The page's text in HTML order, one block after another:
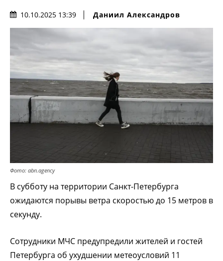
10.10.2025 13:39 Даниил Александров
Фото: abn.agency
В субботу на территории Санкт-Петербурга
ожидаются порывы ветра скоростью до 15 метров в
секунду.
Сотрудники МЧС предупредили жителей и гостей
Петербурга об ухудшении метеоусловий 11